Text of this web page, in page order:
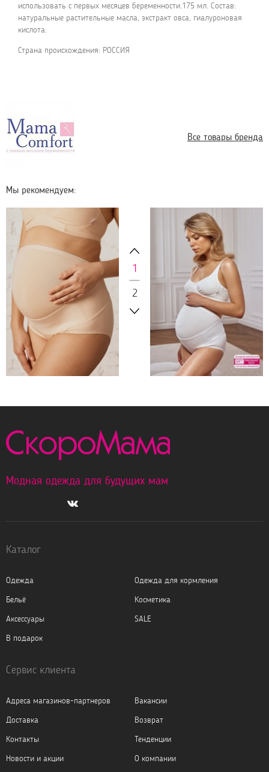
использовать с первых месяцев беременности.175 мл. Состав:
натуральные растительные масла, экстракт овса, гиалуроновая
кислота.
Страна происхождения: РОССИЯ
Все товары бренда
Мы рекомендуем:
1
2
Модная одежда для будущих мам
Каталог
Одежда
Одежда для кормления
Бельё
Косметика
Аксессуары
SALE
В подарок
Сервис клиента
Адреса магазинов-партнеров
Вакансии
Доставка
Возврат
Контакты
Тенденции
Новости и акции
О компании